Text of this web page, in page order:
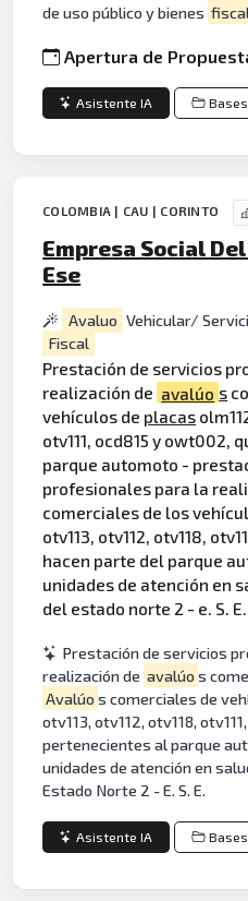
de uso público y bienes
Apertura de
Asistente IA Bases
COLOMBIA | CAU | CORINTO
Empresa Social
Ese
Avaluo Vehicular/
Fiscal
Prestación de servicios
realización de avalúo s
vehículos de placas
otv111, ocd815 y owt002,
parque automoto -
profesionales para la
comerciales de los
otv113, otv112, otv118,
hacen parte del parque
unidades de atención en
del estado norte 2 - e. S.
Prestación de servicios
realización de avalúo s
Avalúo s comerciales de
otv113, otv112, otv118,
pertenecientes al parque
unidades de atención en
Estado Norte 2 - E. S. E.
Asistente IA Bases